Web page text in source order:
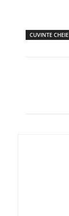
CUVINTE CHEIE